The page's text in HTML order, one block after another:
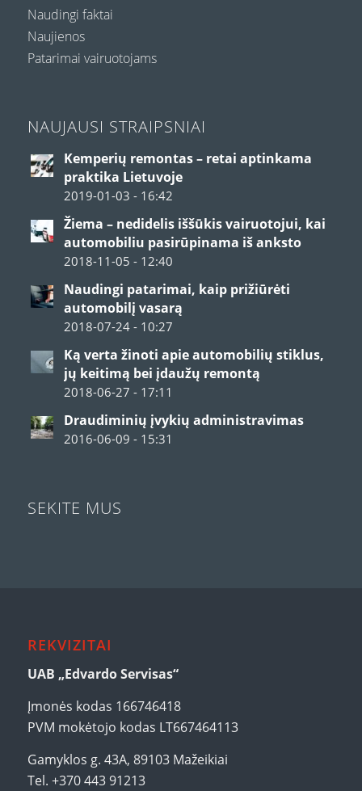
Naudingi faktai
Naujienos
Patarimai vairuotojams
NAUJAUSI STRAIPSNIAI
Kemperių remontas – retai aptinkama
praktika Lietuvoje
2019-01-03 - 16:42
Žiema – nedidelis iššūkis vairuotojui, kai
automobiliu pasirūpinama iš anksto
2018-11-05 - 12:40
Naudingi patarimai, kaip prižiūrėti
automobilį vasarą
2018-07-24 - 10:27
Ką verta žinoti apie automobilių stiklus,
jų keitimą bei įdaužų remontą
2018-06-27 - 17:11
Draudiminių įvykių administravimas
2016-06-09 - 15:31
SEKITE MUS
REKVIZITAI
UAB „Edvardo Servisas“
Įmonės kodas 166746418
PVM mokėtojo kodas LT667464113
Gamyklos g. 43A, 89103 Mažeikiai
Tel. +370 443 91213